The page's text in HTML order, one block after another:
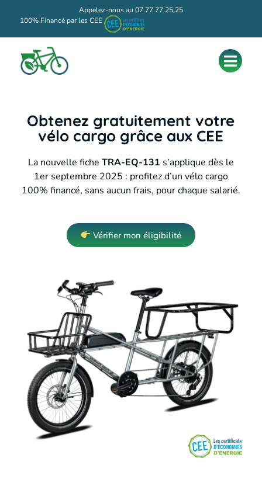
Appelez-nous au 07.77.77.25.25
100% Financé par les CEE
Obtenez gratuitement votre
vélo cargo grâce aux CEE
La nouvelle fiche TRA-EQ-131 s’applique dès le
1er septembre 2025 : profitez d’un vélo cargo
100% financé, sans aucun frais, pour chaque salarié.
Vérifier mon éligibilité